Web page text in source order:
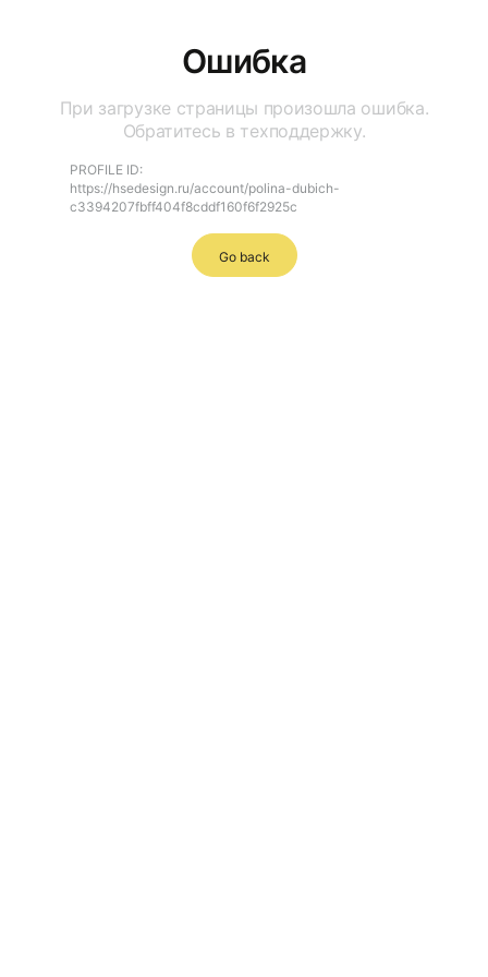
Ошибка
При загрузке страницы произошла ошибка.
Обратитесь в техподдержку.
PROFILE ID:
https://hsedesign.ru/account/polina-dubich-
c3394207fbff404f8cddf160f6f2925c
Go back